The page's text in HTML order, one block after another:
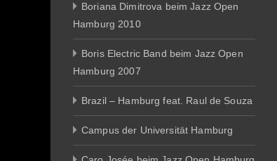
Boriana Dimitrova beim Jazz Open
Hamburg 2010
Boris Electric Band beim Jazz Open
Hamburg 2007
Brazil – Hamburg feat. Raul de Souza
Campus der Universität Hamburg